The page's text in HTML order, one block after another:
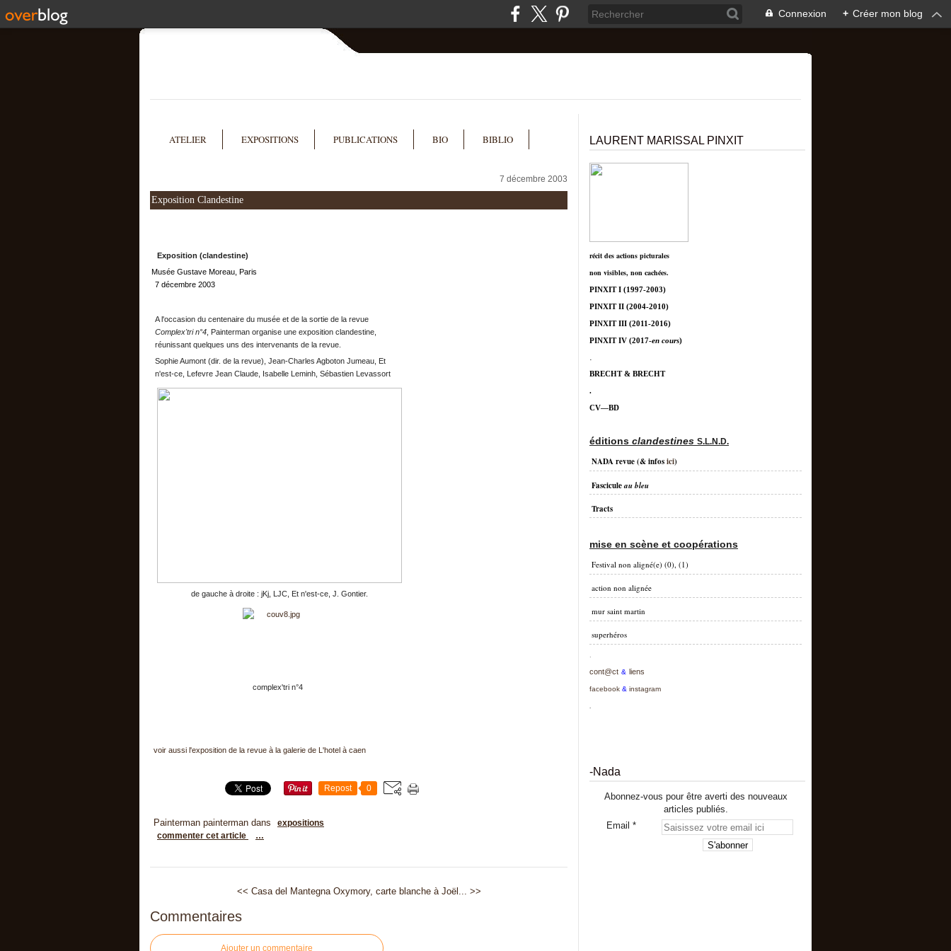
Connexion + Créer mon blog
ATELIER EXPOSITIONS PUBLICATIONS BIO BIBLIO
7 décembre 2003
Exposition Clandestine
Exposition (clandestine)
Musée Gustave Moreau, Paris
7 décembre 2003
A l'occasion du centenaire du musée et de la sortie de la revue
Complex'tri n°4 , Painterman organise une exposition clandestine,
réunissant quelques uns des intervenants de la revue.
Sophie Aumont (dir. de la revue), Jean-Charles Agboton Jumeau, Et
n'est-ce, Lefevre Jean Claude, Isabelle Leminh, Sébastien Levassort
de gauche à droite : jKj, LJC, Et n'est-ce, J. Gontier.
complex'tri n°4
voir aussi l'exposition de la revue à la galerie de L'hotel à caen
Repost 0
Painterman painterman dans
expositions
commenter cet article
…
<< Casa del Mantegna Oxymory, carte blanche à Joël... >>
Commentaires
Ajouter un commentaire
LAURENT MARISSAL PINXIT
récit des actions picturales
non visibles, non cachées.
PINXIT I (1997-2003)
PINXIT II (2004-2010)
PINXIT III (2011-2016)
PINXIT IV (2017-en cours)
.
BRECHT & BRECHT
.
CV—BD
éditions clandestines S.L.N.D.
NADA revue(& infosici)
Fasciculeau bleu
Tracts
mise en scène et coopérations
Festival non aligné(e) (0), (1)
action non alignée
mur saint martin
superhéros
cont@ct & liens
facebook & instagram
.
-Nada
Abonnez-vous pour être averti des nouveaux
articles publiés.
Email